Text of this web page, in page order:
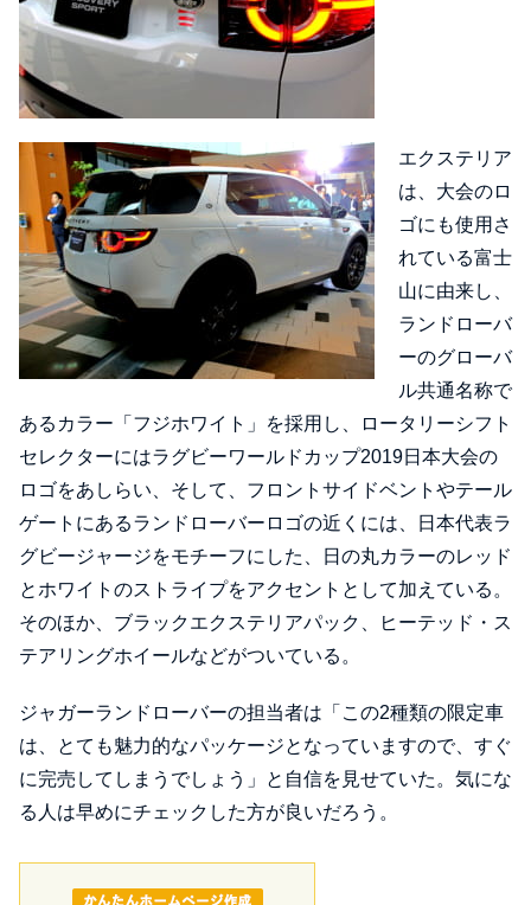
エクステリア
は、大会のロ
ゴにも使用さ
れている富士
山に由来し、
ランドローバ
ーのグローバ
ル共通名称で
あるカラー「フジホワイト」を採用し、ロータリーシフト
セレクターにはラグビーワールドカップ2019日本大会の
ロゴをあしらい、そして、フロントサイドベントやテール
ゲートにあるランドローバーロゴの近くには、日本代表ラ
グビージャージをモチーフにした、日の丸カラーのレッド
とホワイトのストライプをアクセントとして加えている。
そのほか、ブラックエクステリアパック、ヒーテッド・ス
テアリングホイールなどがついている。
ジャガーランドローバーの担当者は「この2種類の限定車
は、とても魅力的なパッケージとなっていますので、すぐ
に完売してしまうでしょう」と自信を見せていた。気にな
る人は早めにチェックした方が良いだろう。